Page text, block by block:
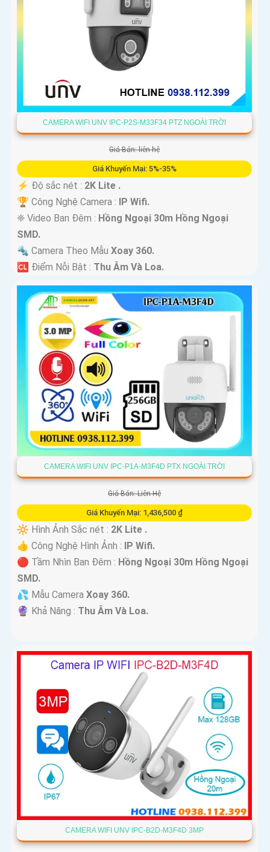
CAMERA WIFI UNV IPC-P2S-M33F34 PTZ NGOÀI TRỜI
Giá Bán: liên hệ
Giá Khuyến Mại: 5%-35%
️⚡ Độ sắc nét : 2K Lite .
🏆 Công Nghệ Camera : IP Wifi.
❈ Video Ban Đêm : Hồng Ngoại 30m Hồng Ngoại
SMD.
🔩 Camera Theo Mẫu Xoay 360.
️🆑 Điểm Nỗi Bật : Thu Âm Và Loa.
CAMERA WIFI UNV IPC-P1A-M3F4D PTX NGOÀI TRỜI
Giá Bán: Liên Hệ
Giá Khuyến Mại: 1,436,500 ₫
🔆 Hình Ảnh Sắc nét : 2K Lite .
👍 Công Nghệ Hình Ảnh : IP Wifi.
🔴 Tầm Nhìn Ban Đêm : Hồng Ngoại 30m Hồng Ngoại
SMD.
💦 Mẫu Camera Xoay 360.
️🔮 Khả Năng : Thu Âm Và Loa.
CAMERA WIFI UNV IPC-B2D-M3F4D 3MP